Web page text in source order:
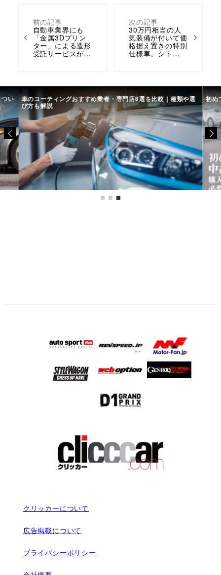
前の記事
自動車業界にも
「金属3Dプリン
ター」による造形
受託サービスが…
次の記事
30万円相当の人
気装備が付いて価
格据え置きの特別
仕様車。シト…
い 車のコーティングおすすめ業者・専門店8選を比較｜種類や選
び方も解説
初め
クリッカーについて
広告掲載について
プライバシーポリシー